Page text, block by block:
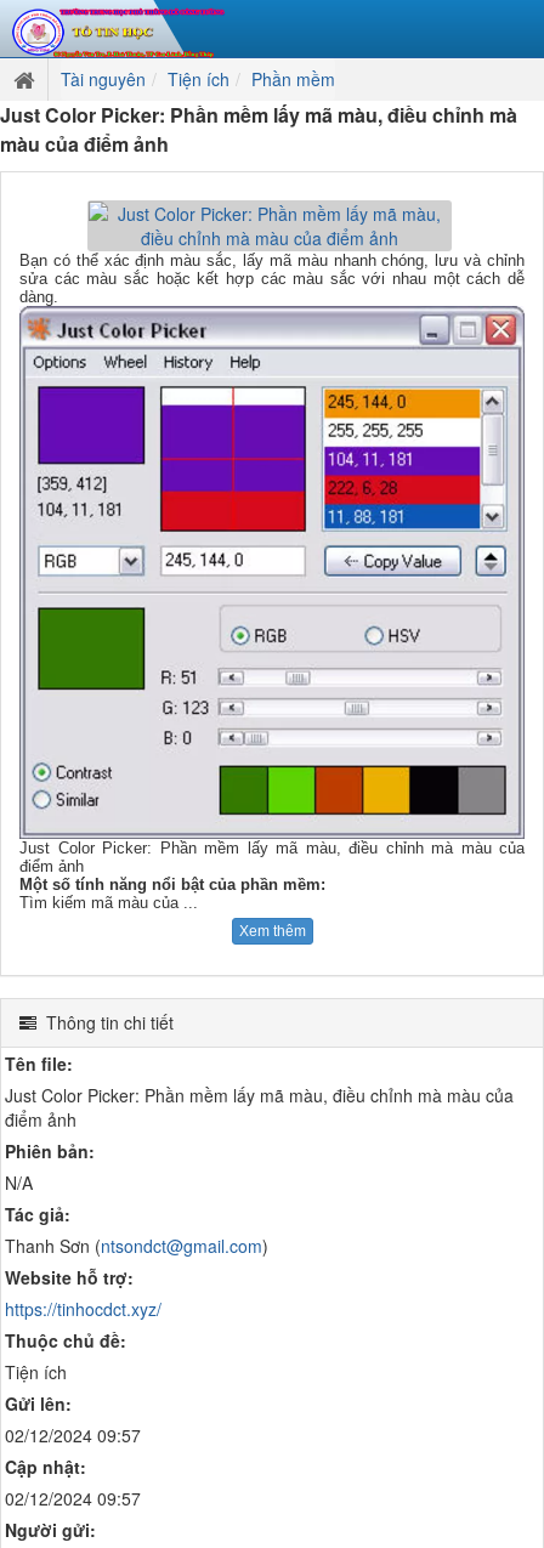
Tài nguyên Tiện ích Phần mềm
Just Color Picker: Phần mềm lấy mã màu, điều chỉnh mà
màu của điểm ảnh
Bạn có thể xác định màu sắc, lấy mã màu nhanh chóng, lưu và chỉnh
sửa các màu sắc hoặc kết hợp các màu sắc với nhau một cách dễ
dàng.
Just Color Picker: Phần mềm lấy mã màu, điều chỉnh mà màu của
điểm ảnh
Một số tính năng nổi bật của phần mềm:
Tìm kiếm mã màu của ...
Xem thêm
Thông tin chi tiết
Tên file:
Just Color Picker: Phần mềm lấy mã màu, điều chỉnh mà màu của
điểm ảnh
Phiên bản:
N/A
Tác giả:
Thanh Sơn (ntsondct@gmail.com)
Website hỗ trợ:
https://tinhocdct.xyz/
Thuộc chủ đề:
Tiện ích
Gửi lên:
02/12/2024 09:57
Cập nhật:
02/12/2024 09:57
Người gửi: